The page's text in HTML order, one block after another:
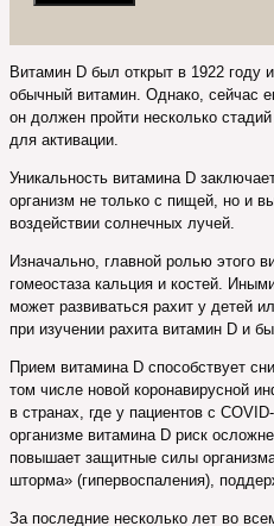
Витамин D был открыт в 1922 году
обычный витамин. Однако, сейчас
он должен пройти несколько
для активации.
Уникальность витамина D
организм не только с пищей, но и
воздействии солнечных лучей.
Изначально, главной ролью этого
гомеостаза кальция и костей.
может развиваться рахит у детей
при изучении рахита витамин D и
Прием витамина D способствует
том числе новой коронавирусной
в странах, где у пациентов с
организме витамина D риск
повышает защитные силы
шторма» (гипервоспаления),
За последние несколько лет во